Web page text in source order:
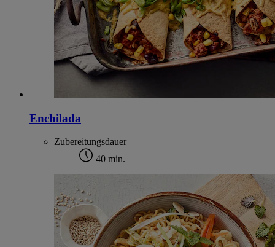
Enchilada
Zubereitungsdauer
40 min.